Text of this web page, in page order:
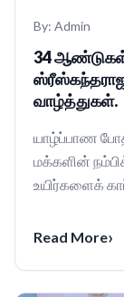
By: Admin
34 ஆண்டுகள்
வாழ்த்துகள்.
யாழ்ப்பாண
மக்களின்
உயிர்களைக்
Read More›